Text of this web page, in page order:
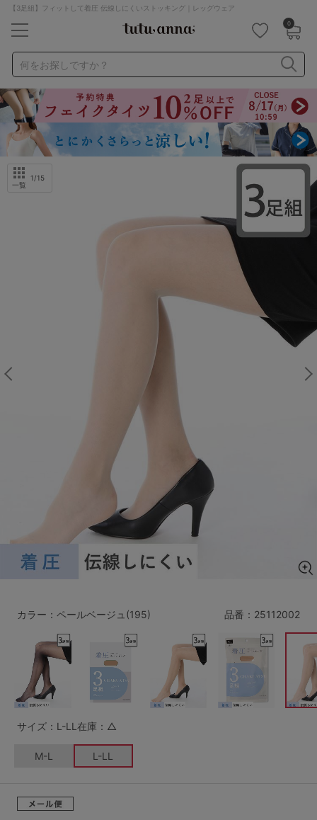
【3足組】フィットして着圧 伝線しにくいストッキング｜レッグウェア
0
何をお探しですか？
ナイトブラ ノンワイヤー 特盛ブラ
チューブトップ
折り畳み
パジャマ ストッキング
キャミソール
ルームウェア
ライフスタイル
A70
B75 B80
C75 C80 C85
D65 D75 D80
F65 F70 F75
G65 G70 G75
H70
SS
L LL
S-CD S-EF
M-AB M-CD
～999円 1,000～1,999円
2,000～2,999円 3,000～3,999円
4,000円～
セールアイテムから探す
セールアイテム
一覧
1/15
品番： 25112002
カラー：ペールベージュ(195)
サイズ：L-LL 在庫：△
M-L L-LL